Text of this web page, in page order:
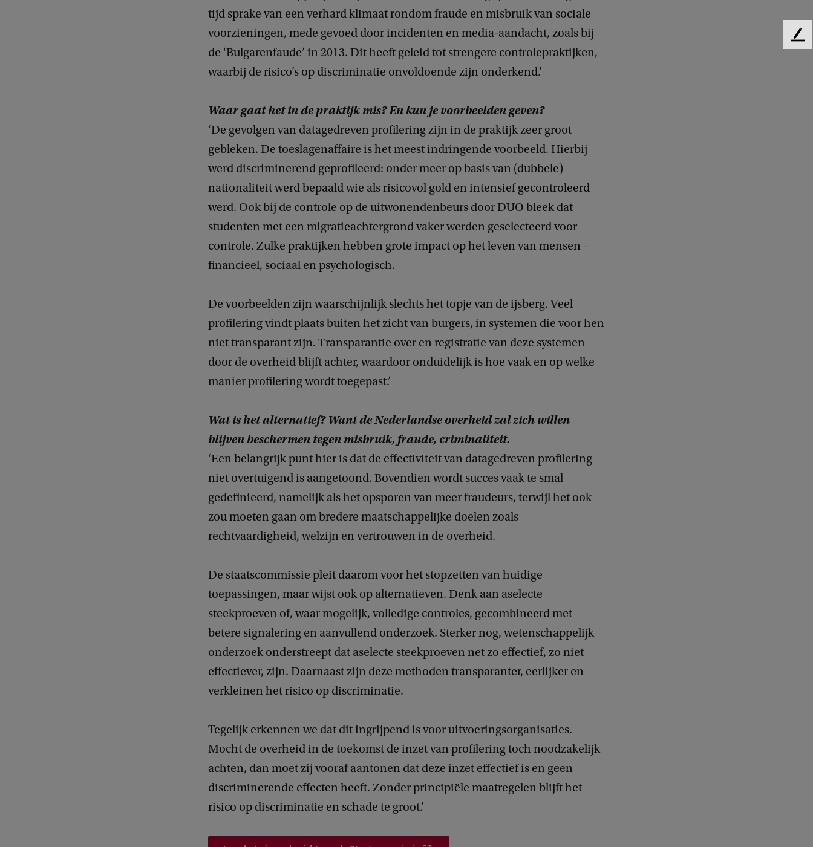
tijd sprake van een verhard klimaat rondom fraude en misbruik van sociale
voorzieningen, mede gevoed door incidenten en media-aandacht, zoals bij
de ‘Bulgarenfaude’ in 2013. Dit heeft geleid tot strengere controlepraktijken,
waarbij de risico’s op discriminatie onvoldoende zijn onderkend.’
Waar gaat het in de praktijk mis? En kun je voorbeelden geven?
‘De gevolgen van datagedreven profilering zijn in de praktijk zeer groot
gebleken. De toeslagenaffaire is het meest indringende voorbeeld. Hierbij
werd discriminerend geprofileerd: onder meer op basis van (dubbele)
nationaliteit werd bepaald wie als risicovol gold en intensief gecontroleerd
werd. Ook bij de controle op de uitwonendenbeurs door DUO bleek dat
studenten met een migratieachtergrond vaker werden geselecteerd voor
controle. Zulke praktijken hebben grote impact op het leven van mensen –
financieel, sociaal en psychologisch.
De voorbeelden zijn waarschijnlijk slechts het topje van de ijsberg. Veel
profilering vindt plaats buiten het zicht van burgers, in systemen die voor hen
niet transparant zijn. Transparantie over en registratie van deze systemen
door de overheid blijft achter, waardoor onduidelijk is hoe vaak en op welke
manier profilering wordt toegepast.’
Wat is het alternatief? Want de Nederlandse overheid zal zich willen
blijven beschermen tegen misbruik, fraude, criminaliteit.
‘Een belangrijk punt hier is dat de effectiviteit van datagedreven profilering
niet overtuigend is aangetoond. Bovendien wordt succes vaak te smal
gedefinieerd, namelijk als het opsporen van meer fraudeurs, terwijl het ook
zou moeten gaan om bredere maatschappelijke doelen zoals
rechtvaardigheid, welzijn en vertrouwen in de overheid.
De staatscommissie pleit daarom voor het stopzetten van huidige
toepassingen, maar wijst ook op alternatieven. Denk aan aselecte
steekproeven of, waar mogelijk, volledige controles, gecombineerd met
betere signalering en aanvullend onderzoek. Sterker nog, wetenschappelijk
onderzoek onderstreept dat aselecte steekproeven net zo effectief, zo niet
effectiever, zijn. Daarnaast zijn deze methoden transparanter, eerlijker en
verkleinen het risico op discriminatie.
Tegelijk erkennen we dat dit ingrijpend is voor uitvoeringsorganisaties.
Mocht de overheid in de toekomst de inzet van profilering toch noodzakelijk
achten, dan moet zij vooraf aantonen dat deze inzet effectief is en geen
discriminerende effecten heeft. Zonder principiële maatregelen blijft het
risico op discriminatie en schade te groot.’
F